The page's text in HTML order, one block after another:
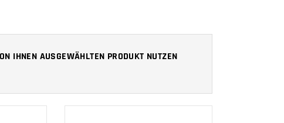
IHNEN AUSGEWÄHLTEN PRODUKT NUTZEN